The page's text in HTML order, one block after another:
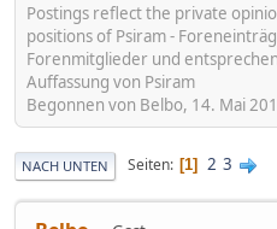
Postings reflect the private
positions of Psiram -
Forenmitglieder und
Auffassung von Psiram
Begonnen von Belbo, 14. Mai
NACH UNTEN Seiten 1 2 3